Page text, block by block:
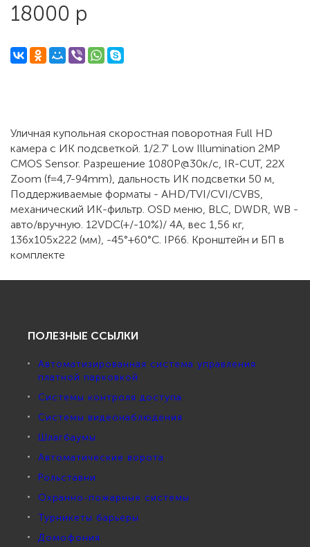
18000 р
Уличная купольная скоростная поворотная Full HD
камера с ИК подсветкой. 1/2.7' Low Illumination 2MP
CMOS Sensor. Разрешение 1080P@30к/с, IR-CUT, 22X
Zoom (f=4,7-94mm), дальность ИК подсветки 50 м,
Поддерживаемые форматы - AHD/TVI/CVI/CVBS,
механический ИК-фильтр. OSD меню, BLC, DWDR, WB -
авто/вручную. 12VDC(+/-10%)/ 4A, вес 1,56 кг,
136х105х222 (мм), -45°+60°C. IP66. Кронштейн и БП в
комплекте
ПОЛЕЗНЫЕ ССЫЛКИ
Автоматизированная система управления
платной парковкой
Системы контроля доступа
Системы видеонаблюдения
Шлагбаумы
Автоматические ворота
Рольставни
Охранно-пожарные системы
Турникеты барьеры
Домофония